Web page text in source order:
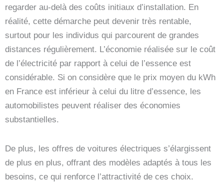
regarder au-delà des coûts initiaux d’installation. En
réalité, cette démarche peut devenir très rentable,
surtout pour les individus qui parcourent de grandes
distances régulièrement. L’économie réalisée sur le coût
de l’électricité par rapport à celui de l’essence est
considérable. Si on considère que le prix moyen du kWh
en France est inférieur à celui du litre d’essence, les
automobilistes peuvent réaliser des économies
substantielles.
De plus, les offres de voitures électriques s’élargissent
de plus en plus, offrant des modèles adaptés à tous les
besoins, ce qui renforce l’attractivité de ces choix.